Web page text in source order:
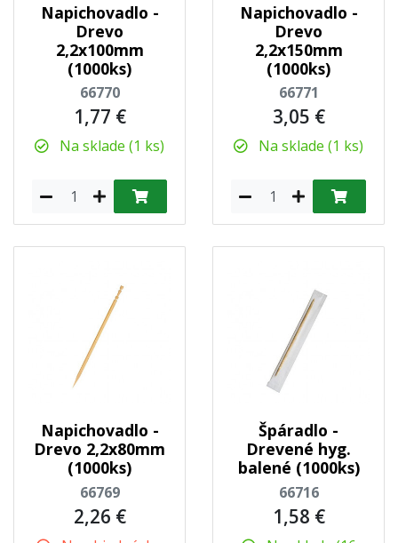
Napichovadlo -
Drevo
2,2x100mm
(1000ks)
66770
1,77 €
Na sklade (1 ks)
Napichovadlo -
Drevo
2,2x150mm
(1000ks)
66771
3,05 €
Na sklade (1 ks)
Napichovadlo -
Drevo 2,2x80mm
(1000ks)
66769
2,26 €
Špáradlo -
Drevené hyg.
balené (1000ks)
66716
1,58 €